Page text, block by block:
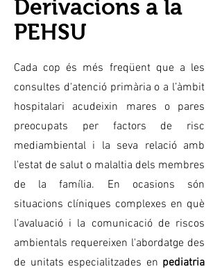
Derivacions a la
PEHSU
Cada cop és més freqüent que a les
consultes d'atenció primària o a l’àmbit
hospitalari acudeixin mares o pares
preocupats per factors de risc
mediambiental i la seva relació amb
l'estat de salut o malaltia dels membres
de la família. En ocasions són
situacions clíniques complexes en què
l’avaluació i la comunicació de riscos
ambientals requereixen l'abordatge des
de unitats especialitzades en pediatria